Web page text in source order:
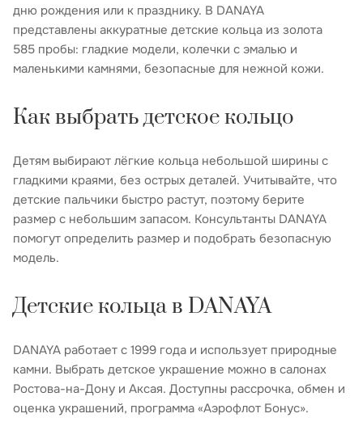
дню рождения или к празднику. В DANAYA
представлены аккуратные детские кольца из золота
585 пробы: гладкие модели, колечки с эмалью и
маленькими камнями, безопасные для нежной кожи.
Как выбрать детское кольцо
Детям выбирают лёгкие кольца небольшой ширины с
гладкими краями, без острых деталей. Учитывайте, что
детские пальчики быстро растут, поэтому берите
размер с небольшим запасом. Консультанты DANAYA
помогут определить размер и подобрать безопасную
модель.
Детские кольца в DANAYA
DANAYA работает с 1999 года и использует природные
камни. Выбрать детское украшение можно в салонах
Ростова-на-Дону и Аксая. Доступны рассрочка, обмен и
оценка украшений, программа «Аэрофлот Бонус».